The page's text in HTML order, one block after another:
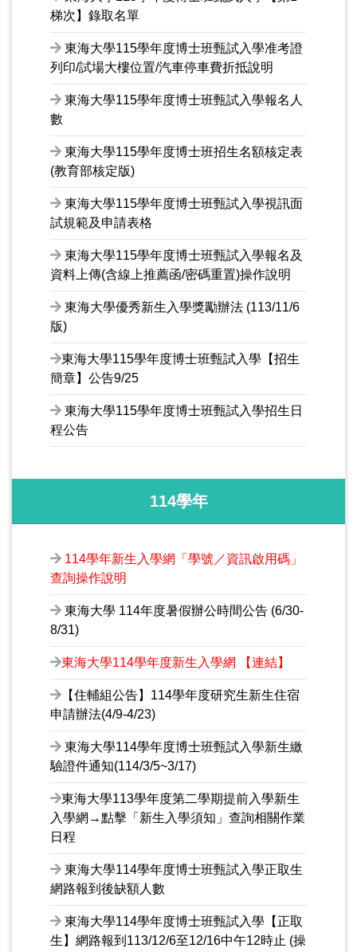
梯次】錄取名單
東海大學115學年度博士班甄試入學准考證
列印/試場大樓位置/汽車停車費折抵說明
東海大學115學年度博士班甄試入學報名人
數
東海大學115學年度博士班招生名額核定表
(教育部核定版)
東海大學115學年度博士班甄試入學視訊面
試規範及申請表格
東海大學115學年度博士班甄試入學報名及
資料上傳(含線上推薦函/密碼重置)操作說明
東海大學優秀新生入學獎勵辦法 (113/11/6
版)
東海大學115學年度博士班甄試入學【招生
簡章】公告9/25
東海大學115學年度博士班甄試入學招生日
程公告
114學年
114學年新生入學網「學號／資訊啟用碼」
查詢操作說明
東海大學 114年度暑假辦公時間公告 (6/30-
8/31)
東海大學114學年度新生入學網 【連結】
【住輔組公告】114學年度研究生新生住宿
申請辦法(4/9-4/23)
東海大學114學年度博士班甄試入學新生繳
驗證件通知(114/3/5~3/17)
東海大學113學年度第二學期提前入學新生
入學網→點擊「新生入學須知」查詢相關作業
日程
東海大學114學年度博士班甄試入學正取生
網路報到後缺額人數
東海大學114學年度博士班甄試入學【正取
生】網路報到113/12/6至12/16中午12時止 (操